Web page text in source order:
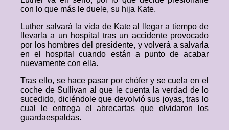
con lo que más le duele, su hija Kate.
Luther salvará la vida de Kate al llegar a tiempo de
llevarla a un hospital tras un accidente provocado
por los hombres del presidente, y volverá a salvarla
en el hospital cuando están a punto de acabar
nuevamente con ella.
Tras ello, se hace pasar por chófer y se cuela en el
coche de Sullivan al que le cuenta la verdad de lo
sucedido, diciéndole que devolvió sus joyas, tras lo
cual le entrega el abrecartas que olvidaron los
guardaespaldas.